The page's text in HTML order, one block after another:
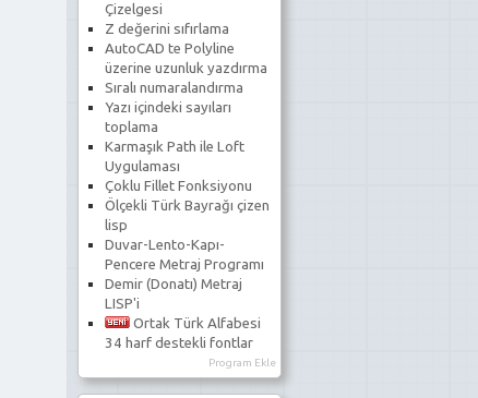
Çizelgesi
Z değerini sıfırlama
AutoCAD te Polyline
üzerine uzunluk yazdırma
Sıralı numaralandırma
Yazı içindeki sayıları
toplama
Karmaşık Path ile Loft
Uygulaması
Çoklu Fillet Fonksiyonu
Ölçekli Türk Bayrağı çizen
lisp
Duvar-Lento-Kapı-
Pencere Metraj Programı
Demir (Donatı) Metraj
LISP'i
Ortak Türk Alfabesi
34 harf destekli fontlar
Program Ekle